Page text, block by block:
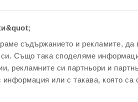
съдържанието и рекламите,
Също така споделяме
рекламните си партньори и
или с такава, която
с твоето
- 90 €